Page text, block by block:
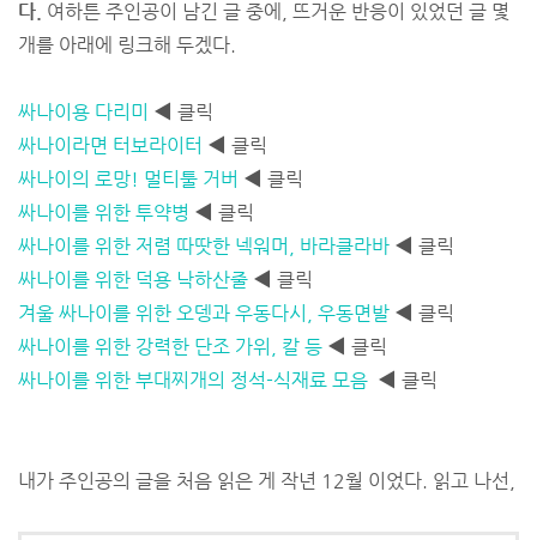
다. 여하튼 주인공이 남긴 글 중에, 뜨거운 반응이 있었던 글 몇
개를 아래에 링크해 두겠다.
싸나이용 다리미 ◀ 클릭
싸나이라면 터보라이터 ◀ 클릭
싸나이의 로망! 멀티툴 거버 ◀ 클릭
싸나이를 위한 투약병 ◀ 클릭
싸나이를 위한 저렴 따땃한 넥워머, 바라클라바 ◀ 클릭
싸나이를 위한 덕용 낙하산줄 ◀ 클릭
겨울 싸나이를 위한 오뎅과 우동다시, 우동면발 ◀ 클릭
싸나이를 위한 강력한 단조 가위, 칼 등 ◀ 클릭
싸나이를 위한 부대찌개의 정석-식재료 모음 ◀ 클릭
내가 주인공의 글을 처음 읽은 게 작년 12월 이었다. 읽고 나선,